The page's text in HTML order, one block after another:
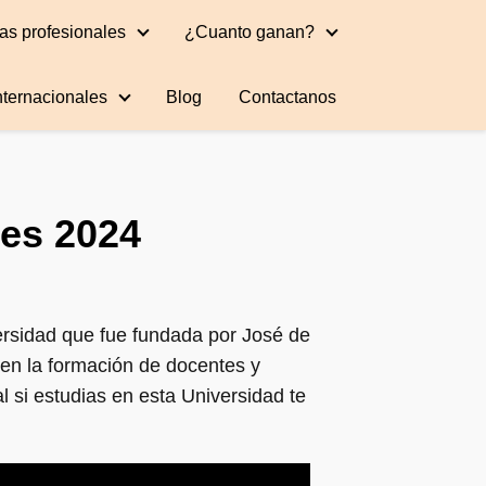
profesionales ¿Cuanto ganan?
Blog Contactanos
2024
que fue fundada por José de
la formación de docentes y
si estudias en esta Universidad te